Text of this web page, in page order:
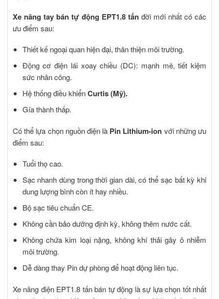
Xe nâng tay bán tự động EPT1.8 tấn đời mới nhất có các
ưu điểm sau:
Thiết kế ngoại quan hiện đại, thân thiện môi trường.
Động cơ điện lái xoay chiều (DC): mạnh mẽ, tiết kiệm
sức nhân công.
Hệ thống điều khiểnCurtis (Mỹ).
Gía thành thấp.
Có thể lựa chọn nguồn điện là Pin Lithium-ion với những ưu
điểm sau:
Tuổi thọ cao.
Sạc nhanh dùng trong thời gian dài, có thể sạc bất kỳ khi
dung lượng bình còn ít hay nhiều.
Bộ sạc tiêu chuẩn CE.
Không cần bảo dưỡng định kỳ, không thêm nước cất.
Không chứa kim loại nặng, không khí thải gây ô nhiễm
môi trường.
Dễ dàng thay Pin dự phòng để hoạt động liên tục.
Xe nâng điện EPT1.8 tấn bán tự động là sự lựa chọn tốt nhất